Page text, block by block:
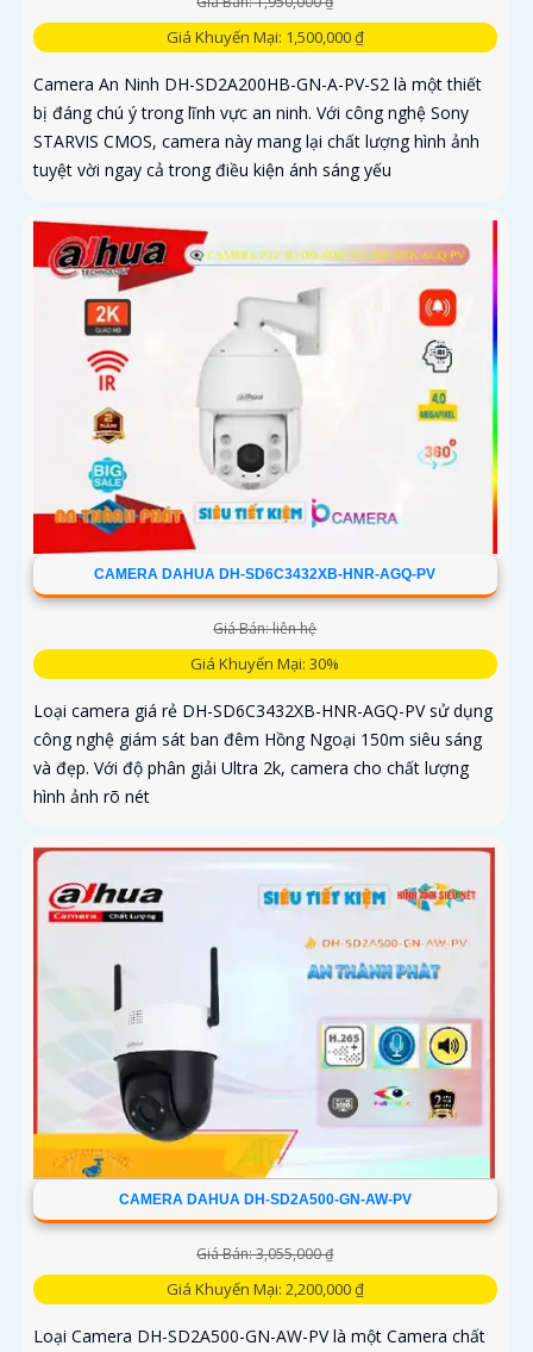
Giá Khuyến Mại: 1,500,000 ₫
Camera An Ninh DH-SD2A200HB-GN-A-PV-S2 là một thiết
bị đáng chú ý trong lĩnh vực an ninh. Với công nghệ Sony
STARVIS CMOS, camera này mang lại chất lượng hình ảnh
tuyệt vời ngay cả trong điều kiện ánh sáng yếu
CAMERA DAHUA DH-SD6C3432XB-HNR-AGQ-PV
Giá Bán: liên hệ
Giá Khuyến Mại: 30%
Loại camera giá rẻ DH-SD6C3432XB-HNR-AGQ-PV sử dụng
công nghệ giám sát ban đêm Hồng Ngoại 150m siêu sáng
và đẹp. Với độ phân giải Ultra 2k, camera cho chất lượng
hình ảnh rõ nét
CAMERA DAHUA DH-SD2A500-GN-AW-PV
Giá Bán: 3,055,000 ₫
Giá Khuyến Mại: 2,200,000 ₫
Loại Camera DH-SD2A500-GN-AW-PV là một Camera chất